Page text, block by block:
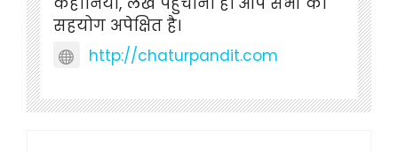
सहयोग अपेक्षित है।
http://chaturpandit.com